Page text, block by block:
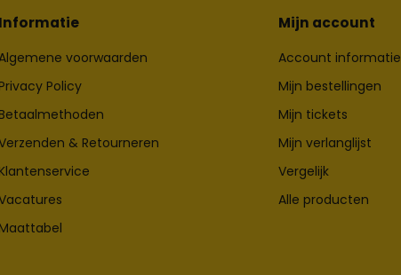
Informatie
voorwaarden
Policy
& Retourneren
Mijn account
Account informatie
Mijn bestellingen
Mijn tickets
Mijn verlanglijst
Vergelijk
Alle producten